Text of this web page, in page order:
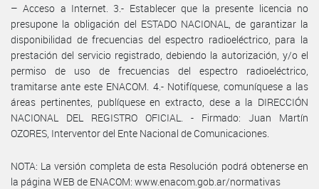
– Acceso a Internet. 3.- Establecer que la presente licencia no
presupone la obligación del ESTADO NACIONAL, de garantizar la
disponibilidad de frecuencias del espectro radioeléctrico, para la
prestación del servicio registrado, debiendo la autorización, y/o el
permiso de uso de frecuencias del espectro radioeléctrico,
tramitarse ante este ENACOM. 4.- Notifíquese, comuníquese a las
áreas pertinentes, publíquese en extracto, dese a la DIRECCIÓN
NACIONAL DEL REGISTRO OFICIAL. - Firmado: Juan Martín
OZORES, Interventor del Ente Nacional de Comunicaciones.
NOTA: La versión completa de esta Resolución podrá obtenerse en
la página WEB de ENACOM: www.enacom.gob.ar/normativas